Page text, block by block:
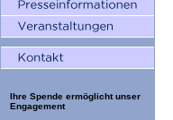
Ihre Spende ermöglicht unser
Engagement